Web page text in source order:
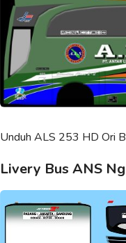
Unduh ALS 253 HD Ori
Livery Bus ANS